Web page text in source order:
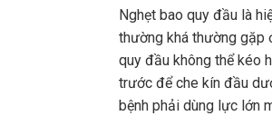
Nghẹt bao quy đầu là
thường khá thường gặp
quy đầu không thể kéo
trước để che kín đầu
bệnh phải dùng lực lớn